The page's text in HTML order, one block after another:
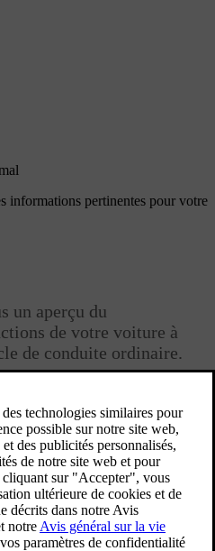
informations pertinentes pour votre
un aperçu du
de votre voiture à
de conduite ordinaire.
la désactivez après la conduite.
ci-dessous sont abordées plus en
de ce manuel.
est différent selon le type de clé